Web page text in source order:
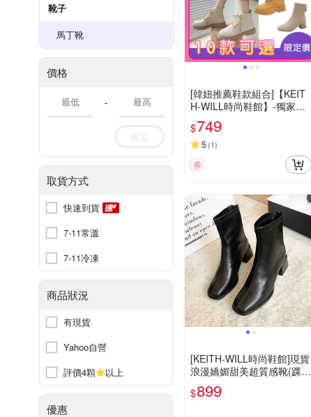
靴子
馬丁靴
價格
-
確定
取貨方式
快速到貨
7-11常溫
7-11冷凍
商品狀況
有現貨
Yahoo自營
評價4顆
以上
優惠
[韓妞推薦鞋款組合]【KEIT
H-WILL時尚鞋館】-獨家限
量下殺 歐美復古風短筒馬甲
綁帶騎士靴(短筒/靴/軍靴/奶
茶色)
$749
5 (1)
券
[KEITH-WILL時尚鞋館]現貨
浪漫嬌媚甜美超質感靴(踝靴
靴子 休閒鞋 馬丁靴 短靴)
$899